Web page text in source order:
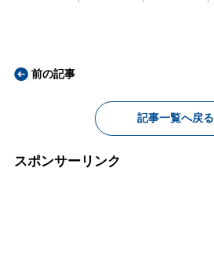
前の記事
記事一覧へ戻る
スポンサーリンク